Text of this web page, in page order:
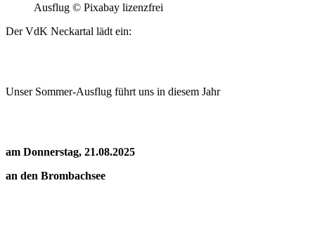
Ausflug © Pixabay lizenzfrei
Der VdK Neckartal lädt ein:
Unser Sommer-Ausflug führt uns in diesem Jahr
am Donnerstag, 21.08.2025
an den Brombachsee